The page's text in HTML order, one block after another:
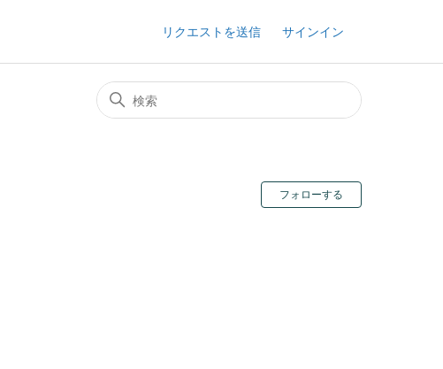
リクエストを送信 サインイン
フォローする